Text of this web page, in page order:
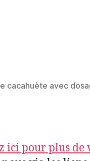
cacahuète avec
ici pour plus de